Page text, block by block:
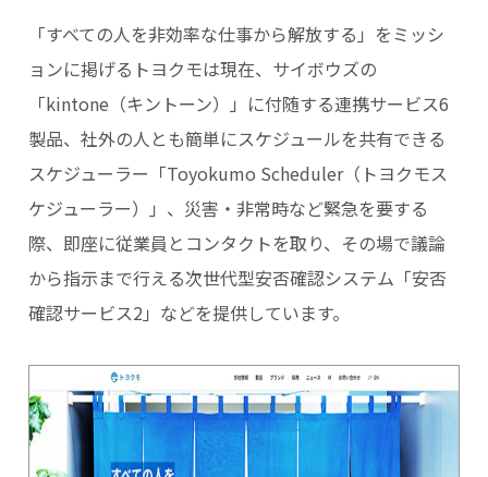
「すべての人を非効率な仕事から解放する」をミッシ
ョンに掲げるトヨクモは現在、サイボウズの
「kintone（キントーン）」に付随する連携サービス6
製品、社外の人とも簡単にスケジュールを共有できる
スケジューラー「Toyokumo Scheduler（トヨクモス
ケジューラー）」、災害・非常時など緊急を要する
際、即座に従業員とコンタクトを取り、その場で議論
から指示まで行える次世代型安否確認システム「安否
確認サービス2」などを提供しています。